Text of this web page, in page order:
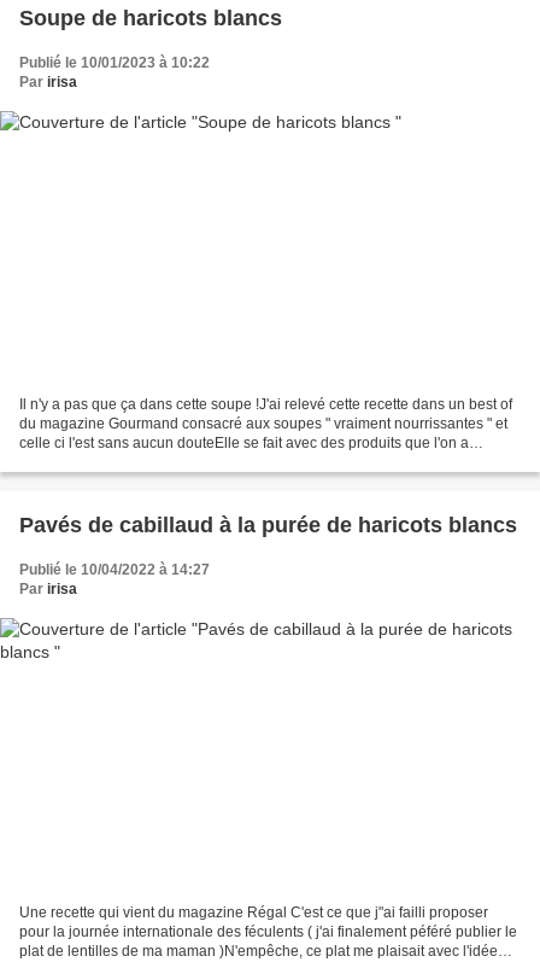
Soupe de haricots blancs
Publié le 10/01/2023 à 10:22
Par irisa
Il n'y a pas que ça dans cette soupe !J'ai relevé cette recette dans un best of
du magazine Gourmand consacré aux soupes " vraiment nourrissantes " et
celle ci l'est sans aucun douteElle se fait avec des produits que l'on a
Pavés de cabillaud à la purée de haricots blancs
Publié le 10/04/2022 à 14:27
Par irisa
Une recette qui vient du magazine Régal C'est ce que j"ai failli proposer
pour la journée internationale des féculents ( j'ai finalement péféré publier le
plat de lentilles de ma maman )N'empêche, ce plat me plaisait avec l'idée